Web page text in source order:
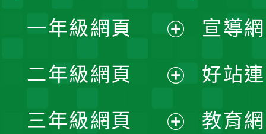
一年級網頁
開
選
二年級網頁
三年級網頁
宣導
好站
教育